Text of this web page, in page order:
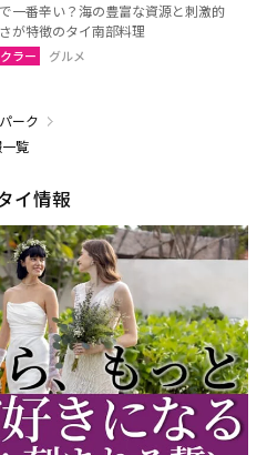
一番辛い？海の豊富な資源と刺激的
が特徴のタイ南部料理
ラー グルメ
ーク
覧
イ情報